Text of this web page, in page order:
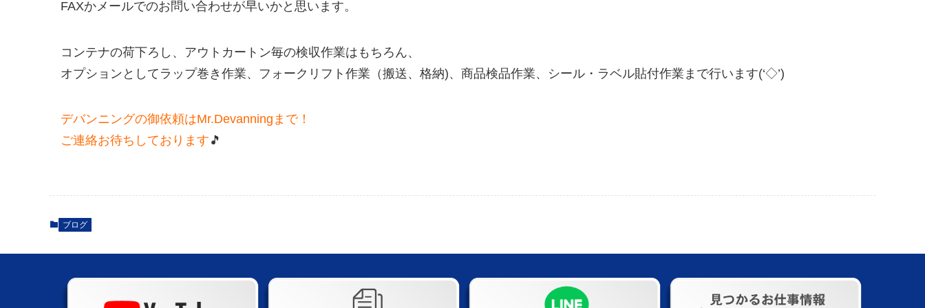
FAXかメールでのお問い合わせが早いかと思います。
コンテナの荷下ろし、アウトカートン毎の検収作業はもちろん、
オプションとしてラップ巻き作業、フォークリフト作業（搬送、格納)、商品検品作業、シール・ラベル貼付作業まで行います(‘◇’)ゞ
デバンニングの御依頼はMr.Devanningまで！
ご連絡お待ちしております 🎵
ブログ